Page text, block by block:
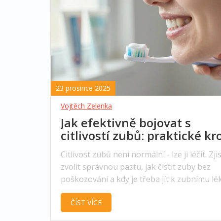
23 prosince 2025
Vojtěch Zelenka
Jak efektivně bojovat s
citlivostí zubů: praktické
které skutečně pomohou
Citlivost zubů není normální - lze ji léčit.
zvolit správnou pastu, jak čistit zuby bez
poškozování a kdy je třeba jít k zubnímu
Praktické kroky, které skutečně pomohou.
ČÍST VÍCE